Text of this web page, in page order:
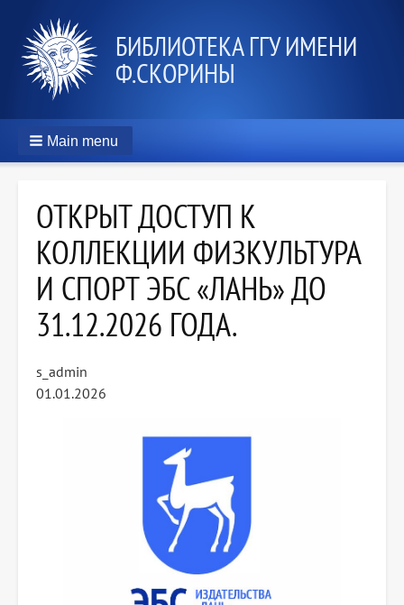
БИБЛИОТЕКА ГГУ ИМЕНИ
Ф.СКОРИНЫ
Main menu
ОТКРЫТ ДОСТУП К
КОЛЛЕКЦИИ ФИЗКУЛЬТУРА
И СПОРТ ЭБС «ЛАНЬ» ДО
31.12.2026 ГОДА.
s_admin
01.01.2026